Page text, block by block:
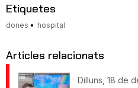
Etiquetes
dones hospital
Articles relacionats
Dilluns, 18 de